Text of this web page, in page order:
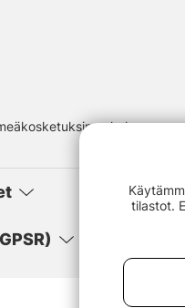
kahva
tilastot.